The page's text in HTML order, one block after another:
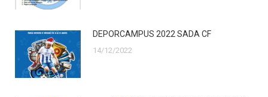
DEPORCAMPUS 2022 SADA CF
14/12/2022